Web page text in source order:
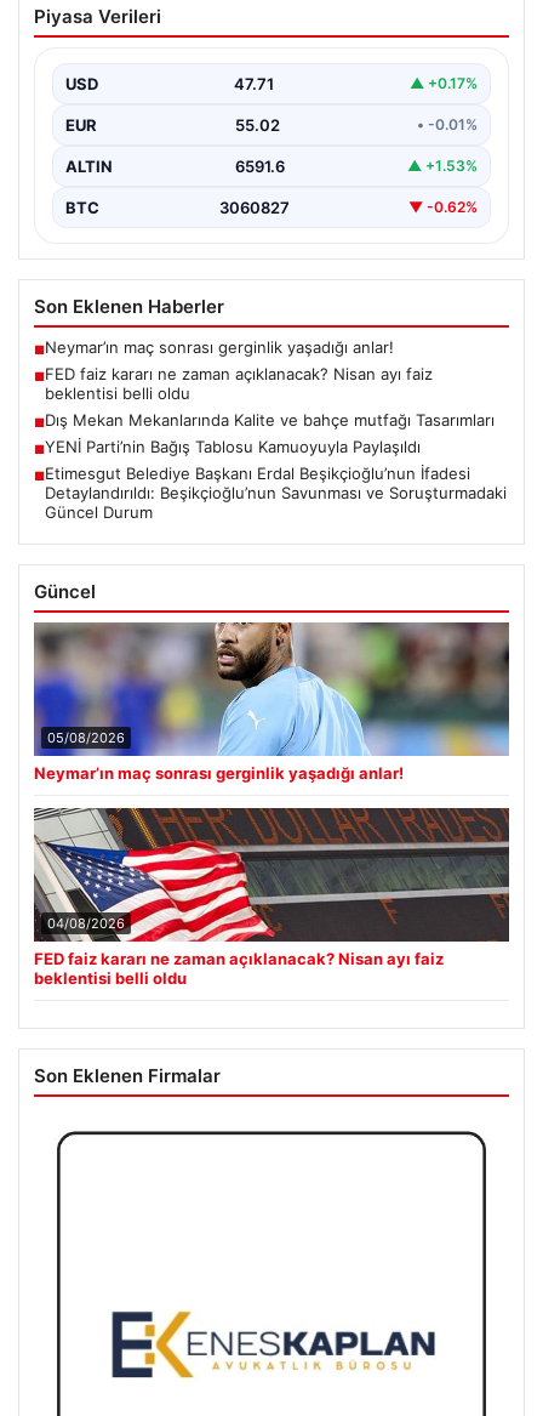
Nisan ayı faiz beklentisi belli oldu
Piyasa Verileri
USD 47.71 ▲ +0.17%
EUR 55.02 • -0.01%
ALTIN 6591.6 ▲ +1.53%
BTC 3060827 ▼ -0.62%
Son Eklenen Haberler
■Neymar’ın maç sonrası gerginlik yaşadığı anlar!
■FED faiz kararı ne zaman açıklanacak? Nisan ayı faiz
beklentisi belli oldu
■Dış Mekan Mekanlarında Kalite ve bahçe mutfağı Tasarımları
■YENİ Parti’nin Bağış Tablosu Kamuoyuyla Paylaşıldı
■Etimesgut Belediye Başkanı Erdal Beşikçioğlu’nun İfadesi
Detaylandırıldı: Beşikçioğlu’nun Savunması ve Soruşturmadaki
Güncel Durum
Güncel
05/08/2026
Neymar’ın maç sonrası gerginlik yaşadığı anlar!
04/08/2026
FED faiz kararı ne zaman açıklanacak? Nisan ayı faiz
beklentisi belli oldu
Son Eklenen Firmalar